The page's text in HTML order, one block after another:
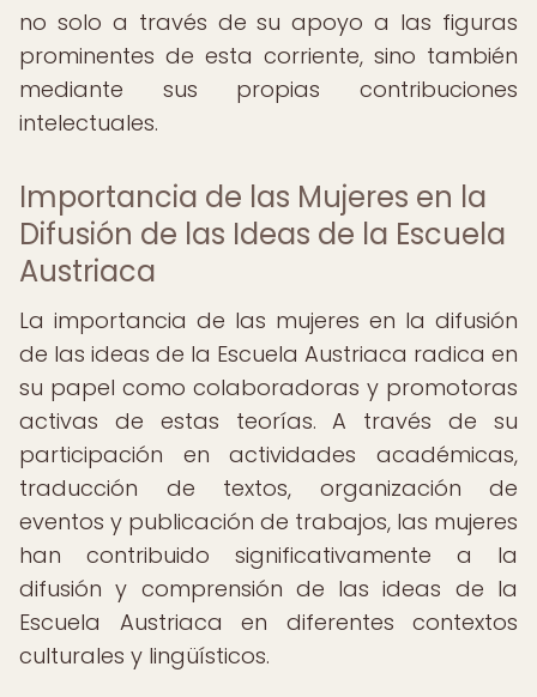
no solo a través de su apoyo a las figuras
prominentes de esta corriente, sino también
mediante sus propias contribuciones
intelectuales.
Importancia de las Mujeres en la
Difusión de las Ideas de la Escuela
Austriaca
La importancia de las mujeres en la difusión
de las ideas de la Escuela Austriaca radica en
su papel como colaboradoras y promotoras
activas de estas teorías. A través de su
participación en actividades académicas,
traducción de textos, organización de
eventos y publicación de trabajos, las mujeres
han contribuido significativamente a la
difusión y comprensión de las ideas de la
Escuela Austriaca en diferentes contextos
culturales y lingüísticos.